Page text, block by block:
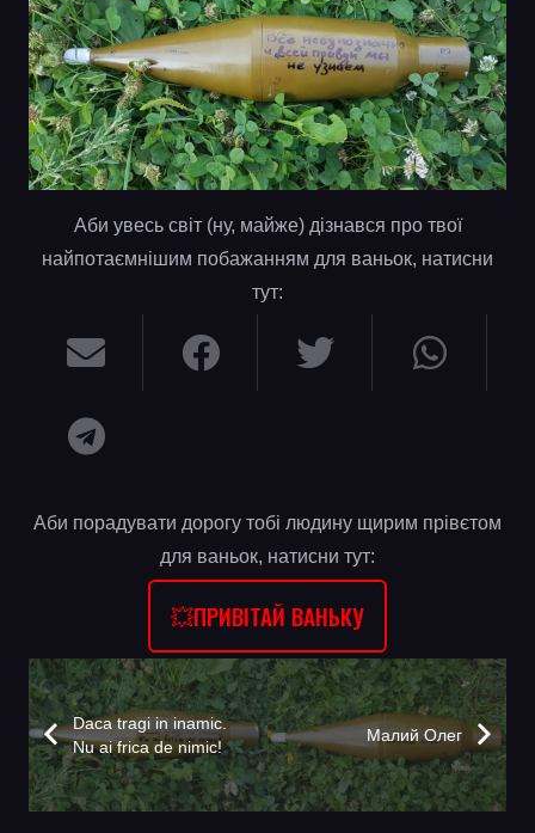
Аби увесь світ (ну, майже) дізнався про твої
найпотаємнішим побажанням для ваньок, натисни
тут:
Аби порадувати дорогу тобі людину щирим прівєтом
для ваньок, натисни тут:
💥ПРИВІТАЙ ВАНЬКУ
Daca tragi in inamic.
Nu ai frica de nimic!
Малий Олег